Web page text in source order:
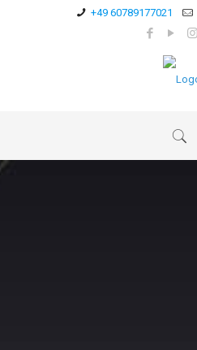
+49 60789177021